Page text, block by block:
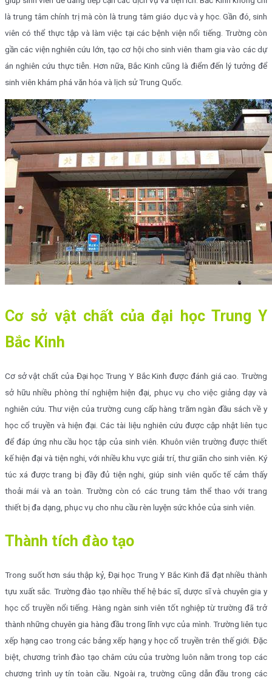
là trung tâm chính trị mà còn là trung tâm giáo dục và y học. Gần đó, sinh
viên có thể thực tập và làm việc tại các bệnh viện nổi tiếng. Trường còn
gần các viện nghiên cứu lớn, tạo cơ hội cho sinh viên tham gia vào các dự
án nghiên cứu thực tiễn. Hơn nữa, Bắc Kinh cũng là điểm đến lý tưởng để
sinh viên khám phá văn hóa và lịch sử Trung Quốc.
Cơ sở vật chất của đại học Trung Y
Bắc Kinh
Cơ sở vật chất của Đại học Trung Y Bắc Kinh được đánh giá cao. Trường
sở hữu nhiều phòng thí nghiệm hiện đại, phục vụ cho việc giảng dạy và
nghiên cứu. Thư viện của trường cung cấp hàng trăm ngàn đầu sách về y
học cổ truyền và hiện đại. Các tài liệu nghiên cứu được cập nhật liên tục
để đáp ứng nhu cầu học tập của sinh viên. Khuôn viên trường được thiết
kế hiện đại và tiện nghi, với nhiều khu vực giải trí, thư giãn cho sinh viên. Ký
túc xá được trang bị đầy đủ tiện nghi, giúp sinh viên quốc tế cảm thấy
thoải mái và an toàn. Trường còn có các trung tâm thể thao với trang
thiết bị đa dạng, phục vụ cho nhu cầu rèn luyện sức khỏe của sinh viên.
Thành tích đào tạo
Trong suốt hơn sáu thập kỷ, Đại học Trung Y Bắc Kinh đã đạt nhiều thành
tựu xuất sắc. Trường đào tạo nhiều thế hệ bác sĩ, dược sĩ và chuyên gia y
học cổ truyền nổi tiếng. Hàng ngàn sinh viên tốt nghiệp từ trường đã trở
thành những chuyên gia hàng đầu trong lĩnh vực của mình. Trường liên tục
xếp hạng cao trong các bảng xếp hạng y học cổ truyền trên thế giới. Đặc
biệt, chương trình đào tạo châm cứu của trường luôn nằm trong top các
chương trình uy tín toàn cầu. Ngoài ra, trường cũng dẫn đầu trong các